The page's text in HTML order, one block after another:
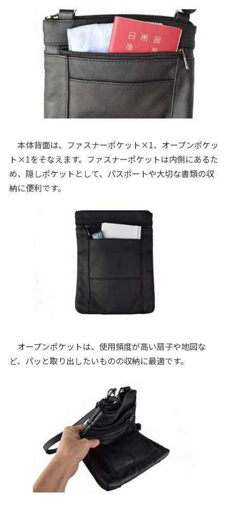
本体背面は、ファスナーポケット×1、オープンポケッ
ト×1をそなえます。ファスナーポケットは内側にあるた
め、隠しポケットとして、パスポートや大切な書類の収
納に便利です。
オープンポケットは、使用頻度が高い扇子や地図な
ど、パッと取り出したいものの収納に最適です。